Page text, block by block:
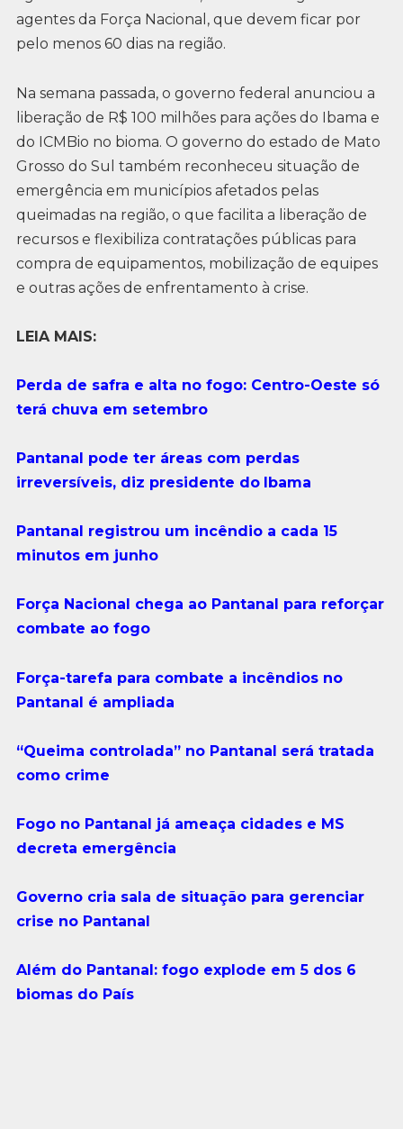
agentes da Força Nacional, que devem ficar por
pelo menos 60 dias na região.
Na semana passada, o governo federal anunciou a
liberação de R$ 100 milhões para ações do Ibama e
do ICMBio no bioma. O governo do estado de Mato
Grosso do Sul também reconheceu situação de
emergência em municípios afetados pelas
queimadas na região, o que facilita a liberação de
recursos e flexibiliza contratações públicas para
compra de equipamentos, mobilização de equipes
e outras ações de enfrentamento à crise.
LEIA MAIS:
Perda de safra e alta no fogo: Centro-Oeste só
terá chuva em setembro
Pantanal pode ter áreas com perdas
irreversíveis, diz presidente do Ibama
Pantanal registrou um incêndio a cada 15
minutos em junho
Força Nacional chega ao Pantanal para reforçar
combate ao fogo
Força-tarefa para combate a incêndios no
Pantanal é ampliada
“Queima controlada” no Pantanal será tratada
como crime
Fogo no Pantanal já ameaça cidades e MS
decreta emergência
Governo cria sala de situação para gerenciar
crise no Pantanal
Além do Pantanal: fogo explode em 5 dos 6
biomas do País